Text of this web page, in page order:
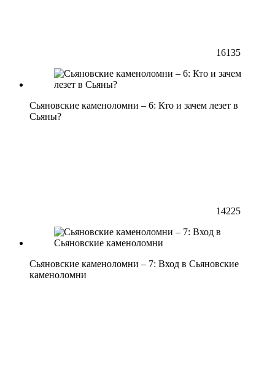
16135
Сьяновские каменоломни – 6: Кто и зачем лезет в
Сьяны?
14225
Сьяновские каменоломни – 7: Вход в Сьяновские
каменоломни